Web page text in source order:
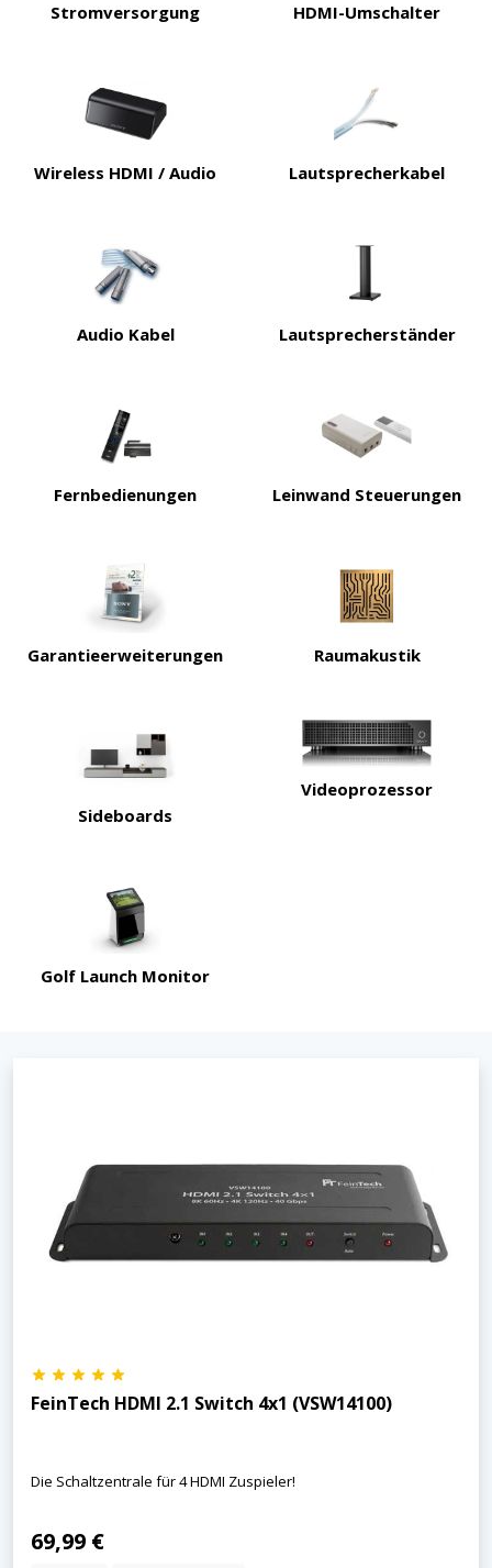
Stromversorgung HDMI-Umschalter
Wireless HDMI / Audio Lautsprecherkabel
Audio Kabel Lautsprecherständer
Fernbedienungen Leinwand Steuerungen
Garantieerweiterungen Raumakustik
Sideboards
Videoprozessor
Golf Launch Monitor
FeinTech HDMI 2.1 Switch 4x1 (VSW14100)
Die Schaltzentrale für 4 HDMI Zuspieler!
69,99 €